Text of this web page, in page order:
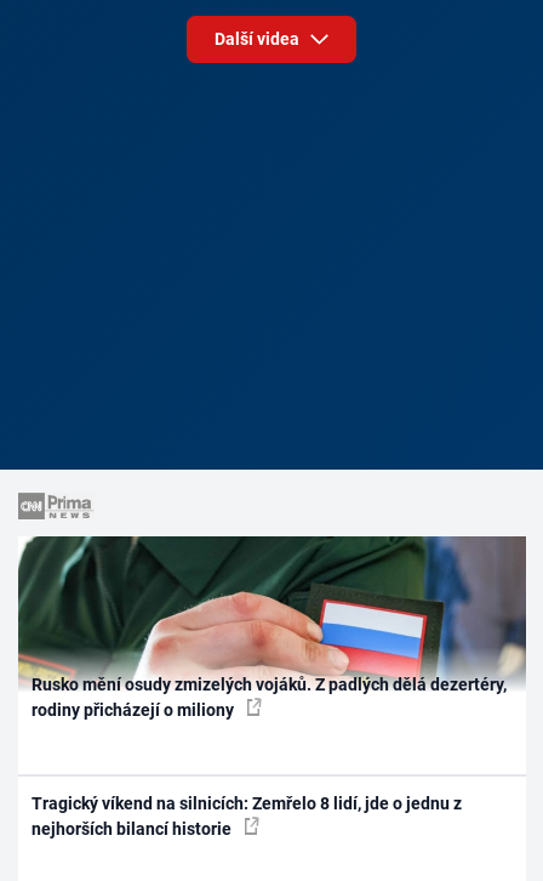
Další videa
Rusko mění osudy zmizelých vojáků. Z padlých dělá dezertéry,
rodiny přicházejí o miliony
Tragický víkend na silnicích: Zemřelo 8 lidí, jde o jednu z
nejhorších bilancí historie